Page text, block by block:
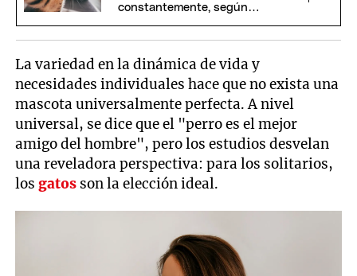
constantemente, según
La variedad en la dinámica de vida y
necesidades individuales hace que no exista una
mascota universalmente perfecta. A nivel
universal, se dice que el "perro es el mejor
amigo del hombre", pero los estudios desvelan
una reveladora perspectiva: para los solitarios,
losgatos son la elección ideal.